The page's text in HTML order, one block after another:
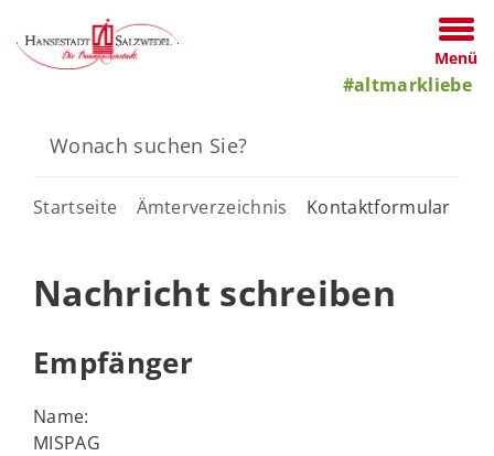
Menü
#altmarkliebe
Startseite Ämterverzeichnis Kontaktformular
Nachricht schreiben
Empfänger
Name:
MISPAG